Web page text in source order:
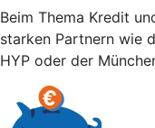
Beim Thema Kredit
starken Partnern wie
HYP oder der